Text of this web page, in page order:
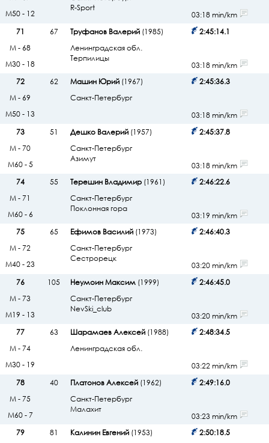
R-Sport
М50 - 12
03:18 min/km
71
67 Труфанов Валерий(1985)
Ленинградская обл.
Терпилицы
2:45:14.1
М - 68
М30 - 18
03:18 min/km
72
62 Машин Юрий(1967)
Санкт-Петербург
2:45:36.3
М - 69
М50 - 13
03:18 min/km
73
51 Дешко Валерий(1957)
Санкт-Петербург
Азимут
2:45:37.8
М - 70
М60 - 5
03:18 min/km
74
55 Терешин Владимир(1961)
Санкт-Петербург
Поклонная гора
2:46:22.6
М - 71
М60 - 6
03:19 min/km
75
65 Ефимов Василий(1973)
Санкт-Петербург
Сестрорецк
2:46:40.3
М - 72
М40 - 23
03:20 min/km
76
105 Неумоин Максим(1999)
Санкт-Петербург
NevSki_club
2:46:45.0
М - 73
М19 - 13
03:20 min/km
77
63 Шарамаев Алексей(1988)
Ленинградская обл.
2:48:34.5
М - 74
М30 - 19
03:22 min/km
78
40 Платонов Алексей(1962)
Санкт-Петербург
Малахит
2:49:16.0
М - 75
М60 - 7
03:23 min/km
79
81 Калинин Евгений(1953)
2:50:18.5